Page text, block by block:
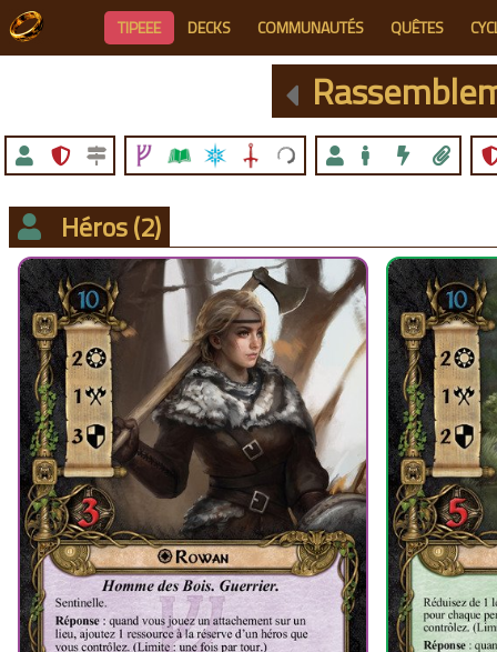
TIPEEE DECKS COMMUNAUTÉS QUÊTES
Héros(2)